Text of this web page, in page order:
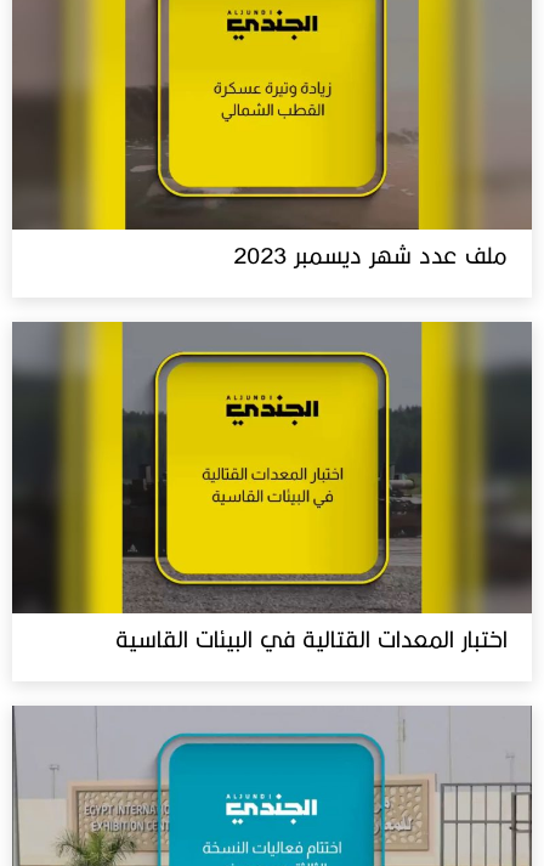
ملف عدد شهر ديسمبر 2023
اختبار المعدات القتالية في البيئات القاسية